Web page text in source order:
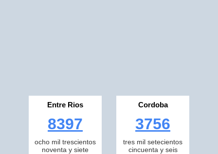
Entre Rios
8397
ocho mil trescientos
noventa y siete
Cordoba
3756
tres mil setecientos
cincuenta y seis